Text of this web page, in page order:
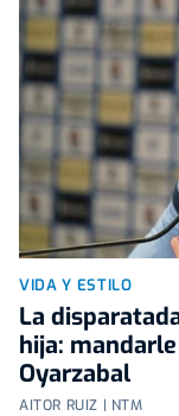
VIDA Y ESTILO
La
hija:
Oyarzabal
AITOR RUIZ | NTM